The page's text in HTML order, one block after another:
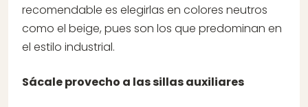
recomendable es elegirlas en colores neutros
como el beige, pues son los que predominan en
el estilo industrial.
Sácale provecho a las sillas auxiliares